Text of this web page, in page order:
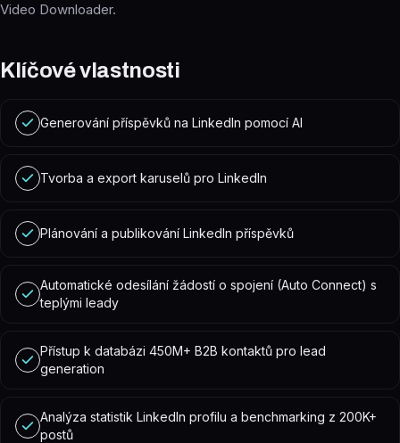
Video Downloader.
Klíčové vlastnosti
Generování příspěvků na LinkedIn pomocí AI
Tvorba a export karuselů pro LinkedIn
Plánování a publikování LinkedIn příspěvků
Automatické odesílání žádostí o spojení (Auto Connect) s
teplými leady
Přístup k databázi 450M+ B2B kontaktů pro lead
generation
Analýza statistik LinkedIn profilu a benchmarking z 200K+
postů